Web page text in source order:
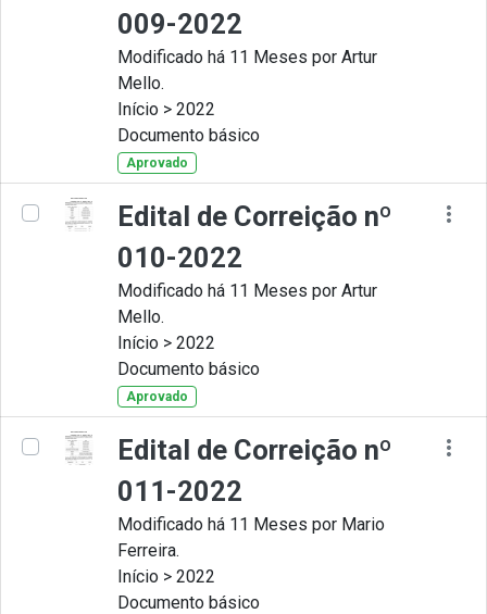
009-2022
Modificado há 11 Meses por Artur
Mello.
Início > 2022
Documento básico
Aprovado
Edital de Correição nº
010-2022
Modificado há 11 Meses por Artur
Mello.
Início > 2022
Documento básico
Aprovado
Edital de Correição nº
011-2022
Modificado há 11 Meses por Mario
Ferreira.
Início > 2022
Documento básico